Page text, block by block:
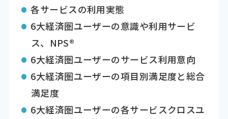
各サービスの利用実態
6大経済圏ユーザーの意識や利用サービ
ス、NPS®
6大経済圏ユーザーのサービス利用意向
6大経済圏ユーザーの項目別満足度と総合
満足度
6大経済圏ユーザーの各サービスクロスユ